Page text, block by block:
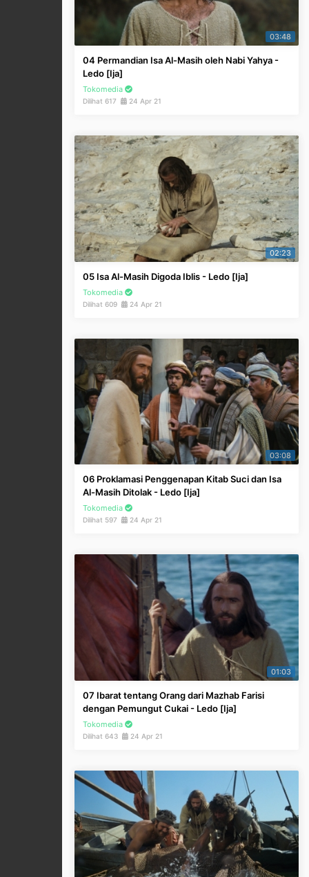
03:48
04 Permandian Isa Al-Masih oleh Nabi Yahya -
Ledo [Ija]
Tokomedia
Dilihat 617 24 Apr 21
02:23
05 Isa Al-Masih Digoda Iblis - Ledo [Ija]
Tokomedia
Dilihat 609 24 Apr 21
03:08
06 Proklamasi Penggenapan Kitab Suci dan Isa
Al-Masih Ditolak - Ledo [Ija]
Tokomedia
Dilihat 597 24 Apr 21
01:03
07 Ibarat tentang Orang dari Mazhab Farisi
dengan Pemungut Cukai - Ledo [Ija]
Tokomedia
Dilihat 643 24 Apr 21